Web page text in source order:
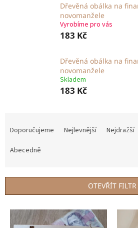
Dřevěná obálka na
novomanžele
Vyrobíme pro vás
183 Kč
Dřevěná obálka na
novomanžele
Skladem
183 Kč
r
o
d
Doporučujeme Nejlevnější Nejdražší
Abecedně
OTEVŘÍT FILTR
V